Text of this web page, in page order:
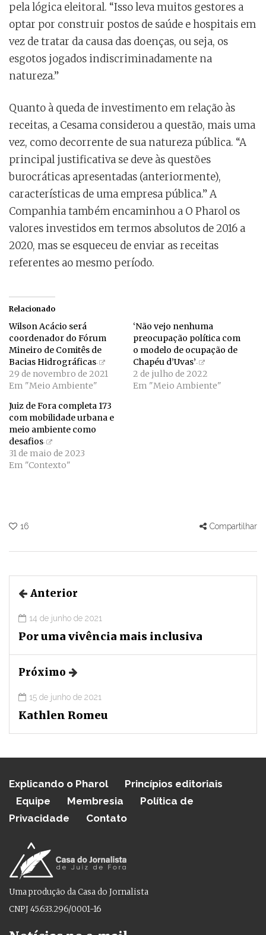
pela lógica eleitoral. “Isso leva muitos gestores a
optar por construir postos de saúde e hospitais em
vez de tratar da causa das doenças, ou seja, os
esgotos jogados indiscriminadamente na
natureza.”
Quanto à queda de investimento em relação às
receitas, a Cesama considerou a questão, mais uma
vez, como decorrente de sua natureza pública. “A
principal justificativa se deve às questões
burocráticas apresentadas (anteriormente),
características de uma empresa pública.” A
Companhia também encaminhou a O Pharol os
valores investidos em termos absolutos de 2016 a
2020, mas se esqueceu de enviar as receitas
referentes ao mesmo período.
Relacionado
Wilson Acácio será
coordenador do Fórum
Mineiro de Comitês de
Bacias Hidrográficas
29 de novembro de 2021
Em "Meio Ambiente"
‘Não vejo nenhuma
preocupação política com
o modelo de ocupação de
Chapéu d’Uvas’
2 de julho de 2022
Em "Meio Ambiente"
Juiz de Fora completa 173
com mobilidade urbana e
meio ambiente como
desafios
31 de maio de 2023
Em "Contexto"
16 Compartilhar
Anterior
14 de junho de 2021
Por uma vivência mais inclusiva
Próximo
15 de junho de 2021
Kathlen Romeu
Explicando o Pharol
Princípios editoriais
Equipe
Membresia
Política de
Privacidade
Contato
Uma produção da Casa do Jornalista
CNPJ 45.633.296/0001-16